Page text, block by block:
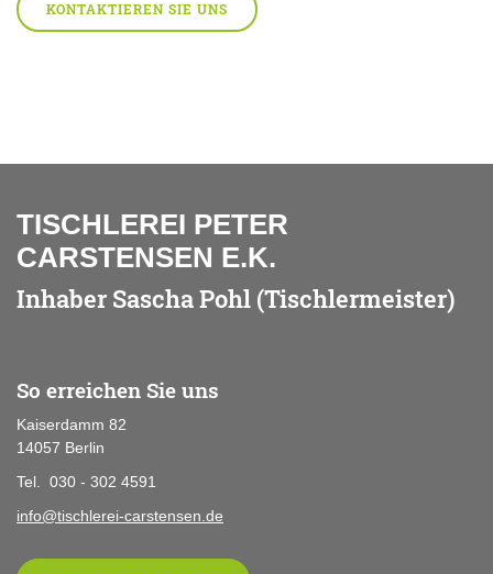
KONTAKTIEREN SIE UNS
TISCHLEREI PETER
CARSTENSEN E.K.
Inhaber Sascha Pohl (Tischlermeister)
So erreichen Sie uns
Kaiserdamm 82
14057 Berlin
Tel. 030 - 302 4591
info@tischlerei-carstensen.de